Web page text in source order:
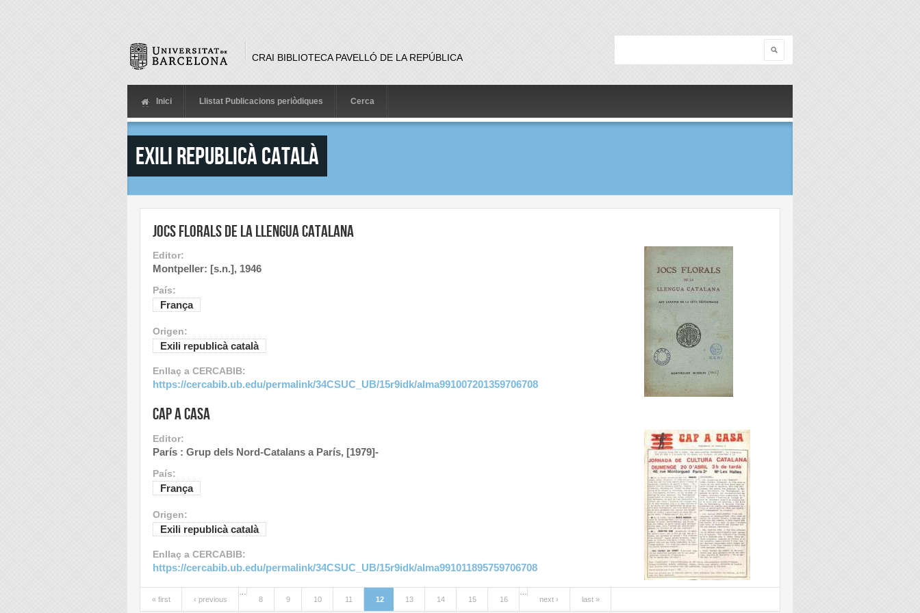
CRAI BIBLIOTECA PAVELLÓ DE LA REPÚBLICA
Inici Llistat Publicacions periòdiques Cerca
Exili republicà català
Jocs Florals de la Llengua Catalana
Editor:
Montpeller: [s.n.], 1946
País:
França
Origen:
Exili republicà català
Enllaç a CERCABIB:
https://cercabib.ub.edu/permalink/34CSUC_UB/15r9idk/alma991007201359706708
Cap a casa
Editor:
París : Grup dels Nord-Catalans a París, [1979]-
País:
França
Origen:
Exili republicà català
Enllaç a CERCABIB:
https://cercabib.ub.edu/permalink/34CSUC_UB/15r9idk/alma991011895759706708
Pages
« first ‹ previous
8
9 10 11 12 13 14 15 16
next ›
last »